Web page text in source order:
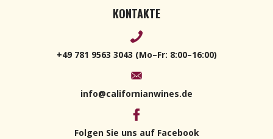
KONTAKTE
+49 781 9563 3043 (Mo–Fr: 8:00–16:00)
info@californianwines.de
Folgen Sie uns auf Facebook